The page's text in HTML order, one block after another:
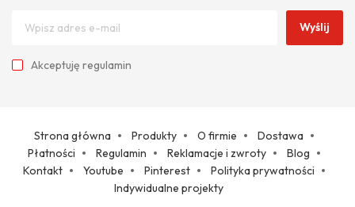
Wyślij
Akceptuję regulamin
Strona główna Produkty O firmie
Dostawa
Płatności
Regulamin Reklamacje i zwroty
Blog
Kontakt
Youtube Pinterest
Polityka prywatności
Indywidualne projekty